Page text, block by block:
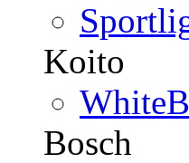
Koito
Bosch